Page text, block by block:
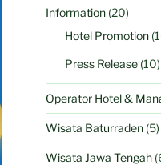
Information(20)
Hotel Promotion
Press Release(10)
Operator Hotel &
Wisata Baturraden(5)
Wisata Jawa Tengah